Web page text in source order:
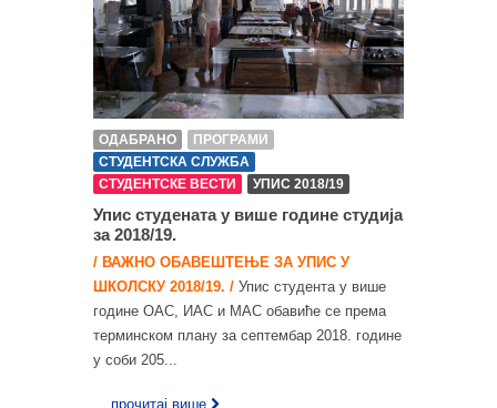
ОДАБРАНО
ПРОГРАМИ
СТУДЕНТСКА СЛУЖБА
СТУДЕНТСКЕ ВЕСТИ
УПИС 2018/19
Упис студената у више године студија
за 2018/19.
/ ВАЖНО ОБАВЕШТЕЊЕ ЗА УПИС У
ШКОЛСКУ 2018/19. / Упис студента у више
године ОАС, ИАС и МАС обавиће се према
терминском плану за септембар 2018. године
у соби 205...
... прочитај више